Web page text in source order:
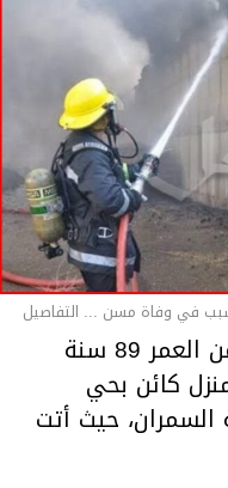
في وفاة مسن ... التفاصيل
توفي يوم أمس مسن يبلغ من العمر 89 سنة
كائن بحي
السمران، حيث أتت